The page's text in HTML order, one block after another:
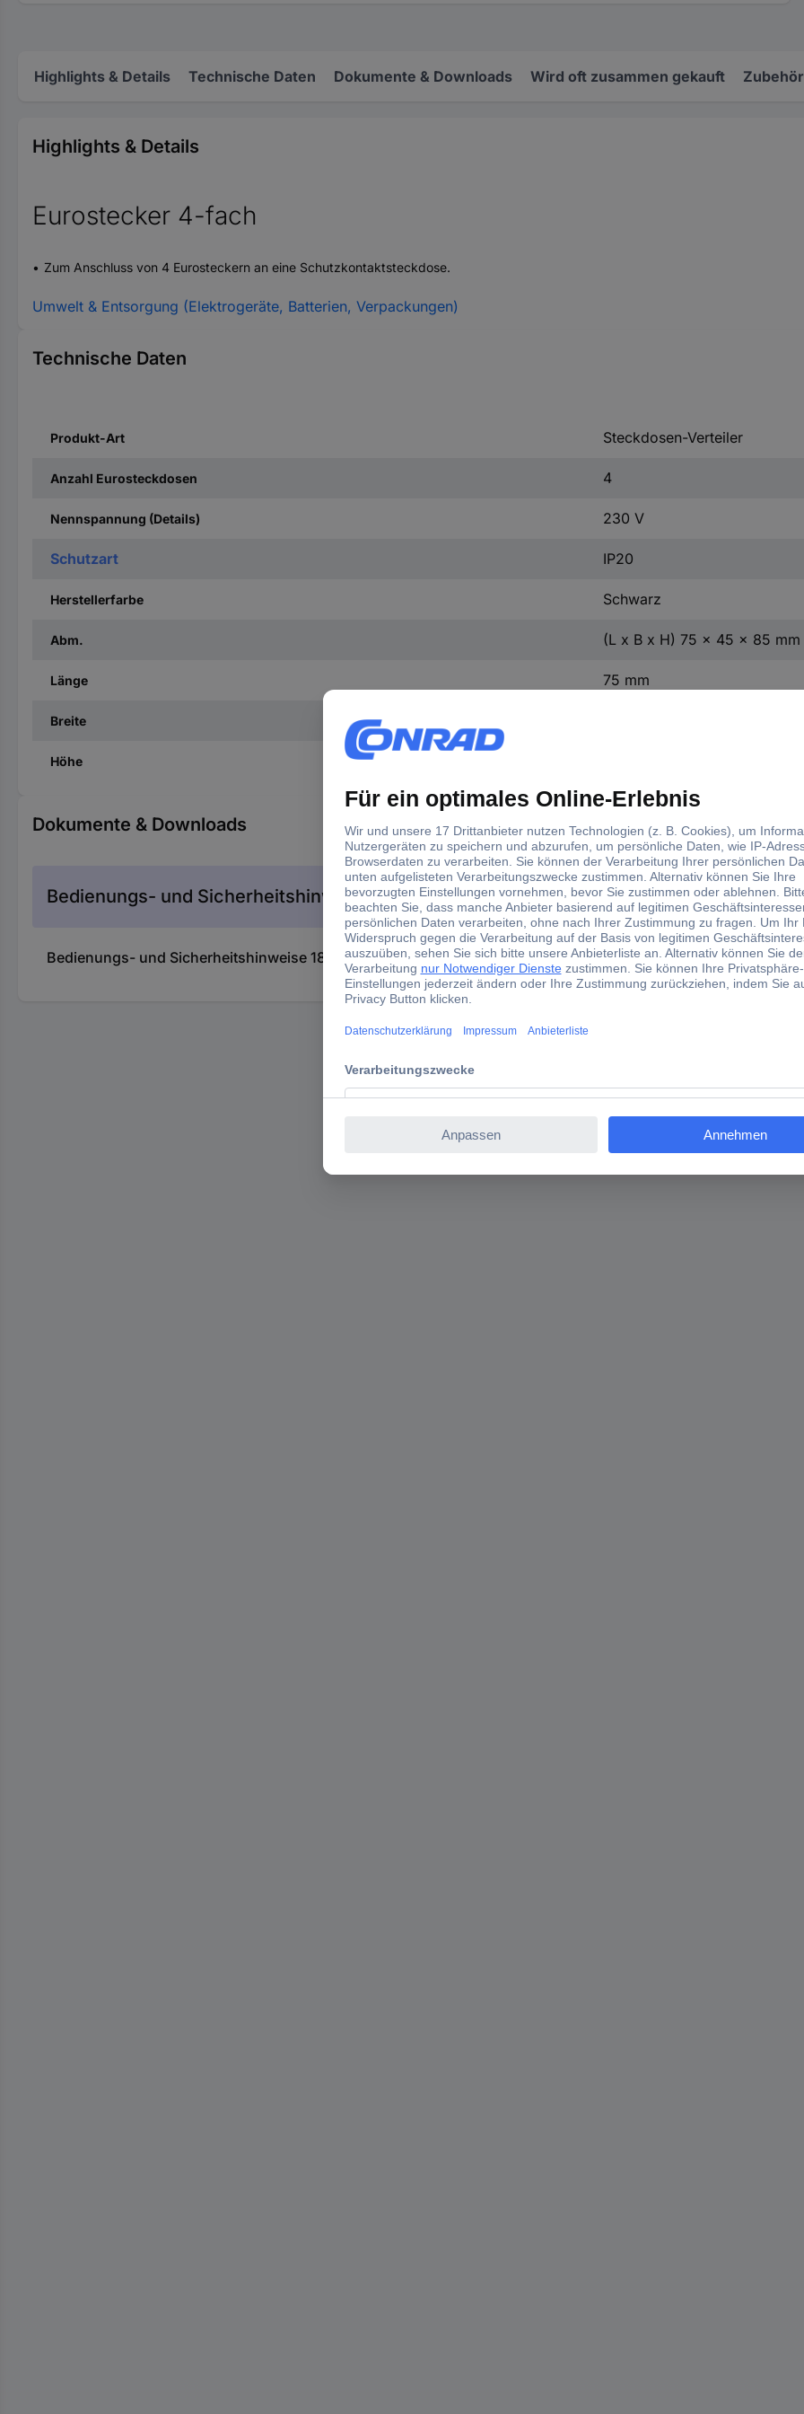
Highlights & Details Technische Daten Dokumente & Downloads Wird oft zusammen gekauft Zubehör
Highlights & Details
Eurostecker 4-fach
Zum Anschluss von 4 Eurosteckern an eine Schutzkontaktsteckdose.
Umwelt & Entsorgung (Elektrogeräte, Batterien, Verpackungen)
Technische Daten
Produkt-Art Steckdosen-Verteiler
Anzahl Eurosteckdosen 4
Nennspannung (Details) 230 V
Schutzart IP20
Herstellerfarbe Schwarz
Abm. (L x B x H) 75 x 45 x 85 mm
Länge 75 mm
Breite
Höhe
Dokumente & Downloads
Bedienungs- und Sicherheitshinweise
Bedienungs- und Sicherheitshinweise 1857860 AS Schwabe 48412 Steckdosen-Verteiler Schwarz